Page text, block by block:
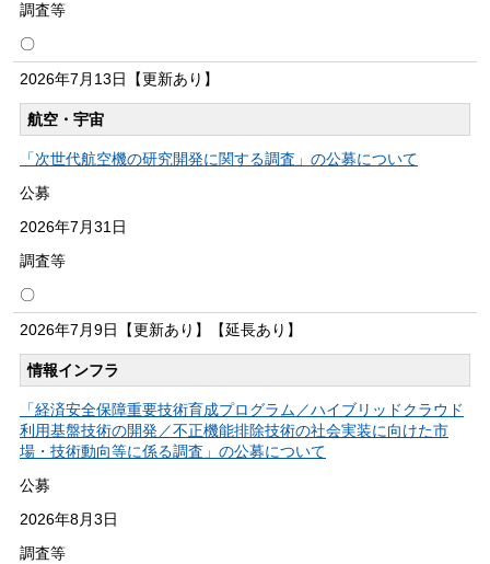
調査等
〇
2026年7月13日 【更新あり】
航空・宇宙
「次世代航空機の研究開発に関する調査」の公募について
公募
2026年7月31日
調査等
〇
2026年7月9日 【更新あり】【延長あり】
情報インフラ
「経済安全保障重要技術育成プログラム／ハイブリッドクラウド
利用基盤技術の開発／不正機能排除技術の社会実装に向けた市
場・技術動向等に係る調査」の公募について
公募
2026年8月3日
調査等